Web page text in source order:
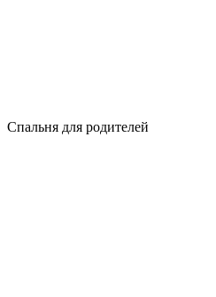
Спальня для родителей